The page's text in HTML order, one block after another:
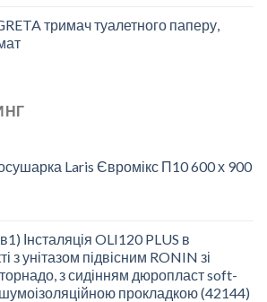
тримач туалетного паперу,
Laris Євромікс П10 600 х 900
Інсталяція OLI120 PLUS в
з унітазом підвісним RONIN зі
з сидінням дюропласт soft-
прокладкою (42144)